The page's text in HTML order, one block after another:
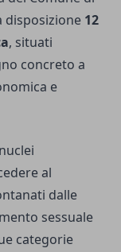
disposizione 12
, situati
concreto a
e
al
dalle
sessuale
categorie